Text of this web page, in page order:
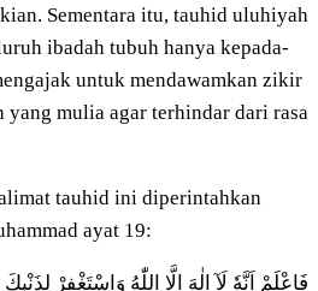
Sementara itu, tauhid uluhiyah
ibadah tubuh hanya kepada-
untuk mendawamkan zikir
yang mulia agar terhindar dari rasa
tauhid ini diperintahkan
ayat 19:
فَاعْلَمْ اَنَّهٗ لَآ اِلٰهَ اِلَّا اللّٰهُ وَاسْتَغْفِرْ لِذَنْبِكَ